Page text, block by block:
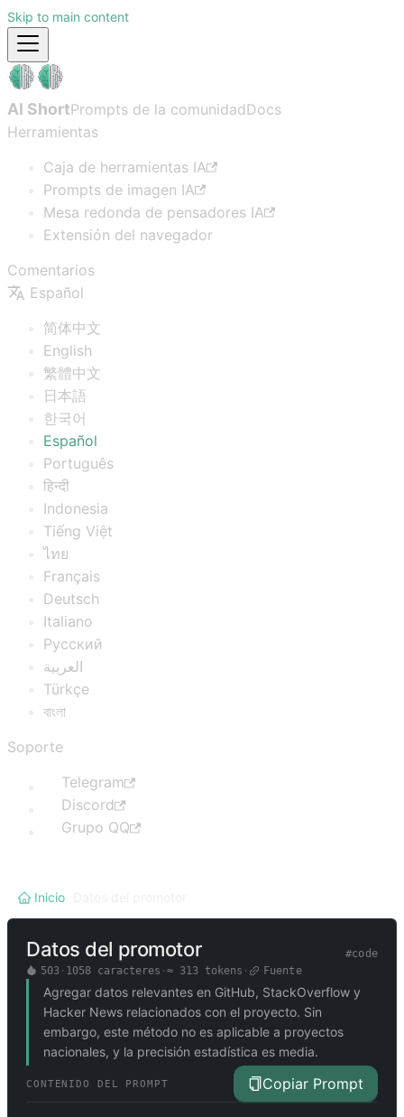
Skip to main content
AI ShortPrompts de la comunidadDocs
Herramientas
Caja de herramientas IA
Prompts de imagen IA
Mesa redonda de pensadores IA
Extensión del navegador
Comentarios
Español
简体中文
English
繁體中文
日本語
한국어
Español
Português
हिन्दी
Indonesia
Tiếng Việt
ไทย
Français
Deutsch
Italiano
Русский
العربية
Türkçe
বাংলা
Soporte
Telegram
Discord
Grupo QQ
Inicio
Datos del promotor #code
503· 1058 caracteres · ≈ 313tokens · Fuente
Agregar datos relevantes en GitHub, StackOverflow y
Hacker News relacionados con el proyecto. Sin
embargo, este método no es aplicable a proyectos
nacionales, y la precisión estadística es media.
CONTENIDO DEL PROMPT Copiar Prompt